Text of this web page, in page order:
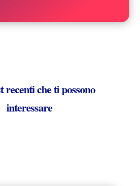
che ti possono
interessare